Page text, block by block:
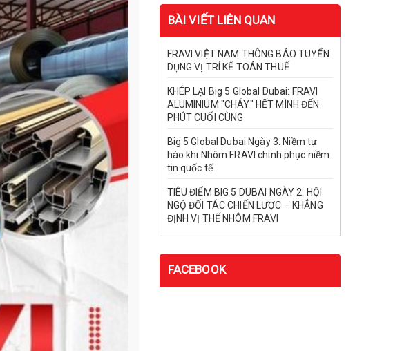
BÀI VIẾT LIÊN QUAN
FRAVI VIỆT NAM THÔNG BÁO TUYỂN
DỤNG VỊ TRÍ KẾ TOÁN THUẾ
KHÉP LẠI Big 5 Global Dubai: FRAVI
ALUMINIUM "CHÁY" HẾT MÌNH ĐẾN
PHÚT CUỐI CÙNG
Big 5 Global Dubai Ngày 3: Niềm tự
hào khi Nhôm FRAVI chinh phục niềm
tin quốc tế
TIÊU ĐIỂM BIG 5 DUBAI NGÀY 2: HỘI
NGỘ ĐỐI TÁC CHIẾN LƯỢC – KHẲNG
ĐỊNH VỊ THẾ NHÔM FRAVI
FACEBOOK